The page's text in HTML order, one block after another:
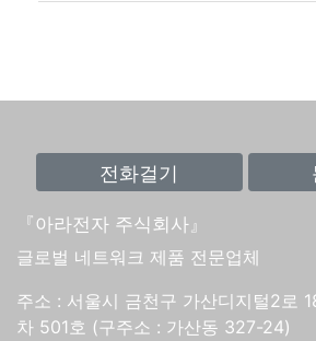
『아라전자 주식회사』
글로벌 네트워크 제품 전문업체
주소 : 서울시 금천구 가산디지털2로
차 501호 (구주소 : 가산동 327-24)